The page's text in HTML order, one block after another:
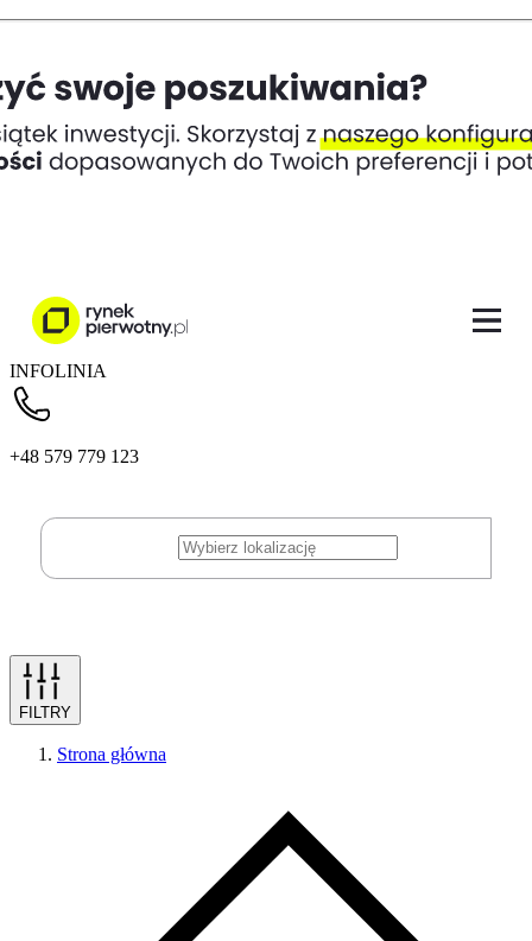
INFOLINIA
+48 579 779 123
FILTRY
Strona główna